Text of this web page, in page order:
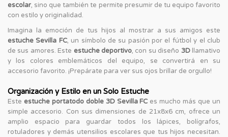
escolar, sino que también te permite presumir de tu equipo favorito
con estilo y originalidad.
Imagina la emoción de tus hijos al mostrar a sus amigos este
estuche Sevilla FC, un símbolo de su pasión por el fútbol y el club
de sus amores. Este estuche deportivo, con su diseño 3Dllamativo
y los colores emblemáticos del equipo, se convertirá en su
accesorio favorito. ¡Prepárate para ver sus ojos brillar de orgullo!
Organización y Estilo en un Solo Estuche
Este estuche portatodo doble 3D Sevilla FC es mucho más que un
simple accesorio. Con sus dimensiones de 21x8x6 cm, ofrece un
amplio espacio para guardar todos los lápices, bolígrafos,
rotuladores y demás utensilios escolares que tus hijos necesitan.